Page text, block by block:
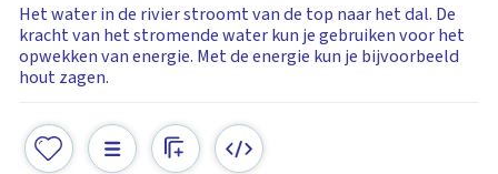
Het water in de rivier stroomt van de top naar het dal. De
kracht van het stromende water kun je gebruiken voor het
opwekken van energie. Met de energie kun je bijvoorbeeld
hout zagen.